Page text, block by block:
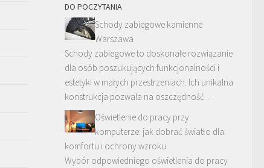
DO POCZYTANIA
Schody zabiegowe kamienne
Warszawa
Schody zabiegowe to doskonałe rozwiązanie
dla osób poszukujących funkcjonalności i
estetyki w małych przestrzeniach. Ich unikalna
konstrukcja pozwala na oszczędność …
Oświetlenie do pracy przy
komputerze: jak dobrać światło dla
komfortu i ochrony wzroku
Wybór odpowiedniego oświetlenia do pracy